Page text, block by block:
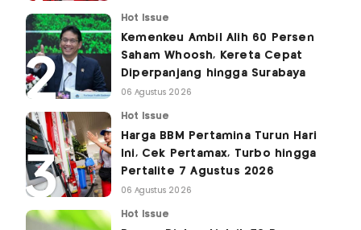
Hot Issue
Kemenkeu Ambil Alih 60 Persen
Saham Whoosh, Kereta Cepat
Diperpanjang hingga Surabaya
06 Agustus 2026
Hot Issue
Harga BBM Pertamina Turun Hari
Ini, Cek Pertamax, Turbo hingga
Pertalite 7 Agustus 2026
06 Agustus 2026
Hot Issue